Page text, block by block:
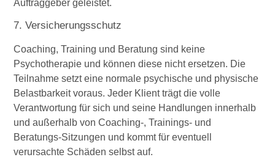
Auftraggeber geleistet.
7. Versicherungsschutz
Coaching, Training und Beratung sind keine
Psychotherapie und können diese nicht ersetzen. Die
Teilnahme setzt eine normale psychische und physische
Belastbarkeit voraus. Jeder Klient trägt die volle
Verantwortung für sich und seine Handlungen innerhalb
und außerhalb von Coaching-, Trainings- und
Beratungs-Sitzungen und kommt für eventuell
verursachte Schäden selbst auf.